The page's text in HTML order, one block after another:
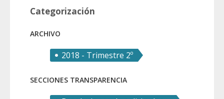
Categorización
ARCHIVO
2018 - Trimestre 2º
SECCIONES TRANSPARENCIA